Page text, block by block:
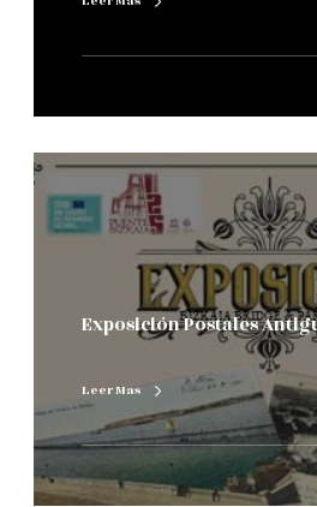
Exposición Postales
Leer Mas